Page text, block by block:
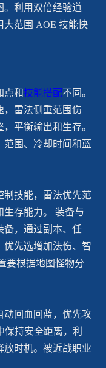
。利用双倍经验道
大范围 AOE 技能快
点和技能搭配不同。
，雷法侧重范围伤
平衡输出和生存。
范围、冷却时间和蓝
制技能，雷法优先范
生存能力。 装备与
备，通过副本、任
优先选增加法伤、智
要根据地图怪物分
动回血回蓝，优先攻
保持安全距离，利
放时机。被近战职业